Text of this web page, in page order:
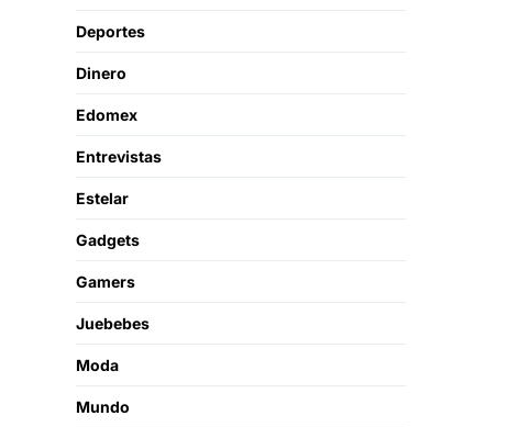
Deportes
Dinero
Edomex
Entrevistas
Estelar
Gadgets
Gamers
Juebebes
Moda
Mundo